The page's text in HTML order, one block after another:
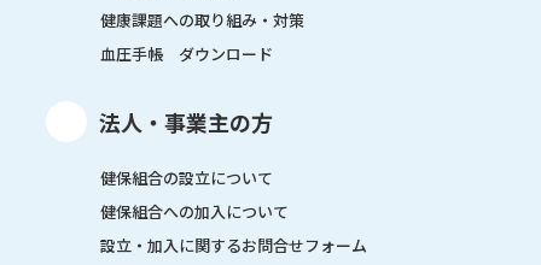
健康課題への取り組み・対策
血圧手帳 ダウンロード
法人・事業主の方
健保組合の設立について
健保組合への加入について
設立・加入に関するお問合せフォーム